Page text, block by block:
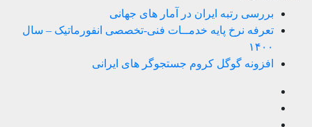
بررسی رتبه ایران در آمار های جهانی
تعرفه نرخ پایه خدمــات فنی-تخصصی انفورماتیک – سال
۱۴۰۰
افزونه گوگل کروم جستجوگر های ایرانی